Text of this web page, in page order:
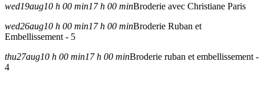
wed19aug10 h 00 min17 h 00 minBroderie avec Christiane Paris
wed26aug10 h 00 min17 h 00 minBroderie Ruban et
Embellissement - 5
thu27aug10 h 00 min17 h 00 minBroderie ruban et embellissement -
4